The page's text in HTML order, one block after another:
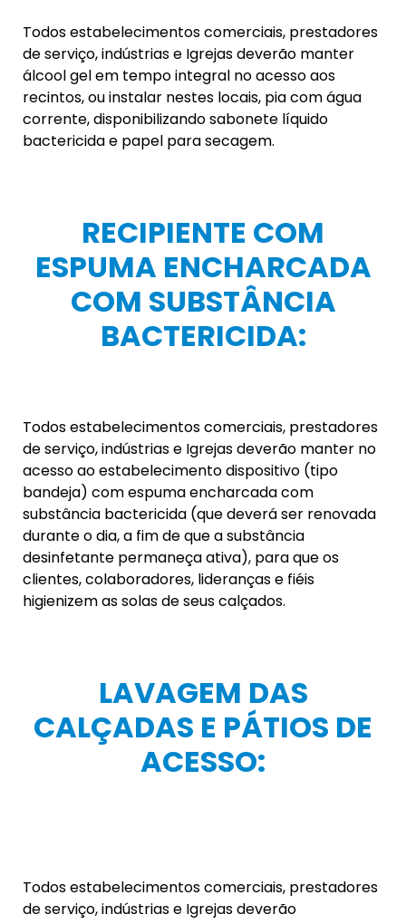
Todos estabelecimentos comerciais, prestadores
de serviço, indústrias e Igrejas deverão manter
álcool gel em tempo integral no acesso aos
recintos, ou instalar nestes locais, pia com água
corrente, disponibilizando sabonete líquido
bactericida e papel para secagem.
RECIPIENTE COM
ESPUMA ENCHARCADA
COM SUBSTÂNCIA
BACTERICIDA:
Todos estabelecimentos comerciais, prestadores
de serviço, indústrias e Igrejas deverão manter no
acesso ao estabelecimento dispositivo (tipo
bandeja) com espuma encharcada com
substância bactericida (que deverá ser renovada
durante o dia, a fim de que a substância
desinfetante permaneça ativa), para que os
clientes, colaboradores, lideranças e fiéis
higienizem as solas de seus calçados.
LAVAGEM DAS
CALÇADAS E PÁTIOS DE
ACESSO:
Todos estabelecimentos comerciais, prestadores
de serviço, indústrias e Igrejas deverão